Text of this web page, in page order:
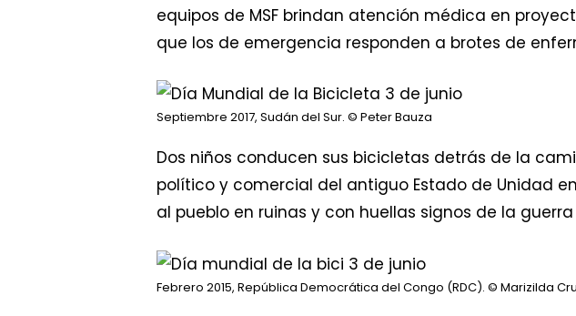
equipos de MSF brindan atención médica en
que los de emergencia responden a brotes de
Septiembre 2017, Sudán del Sur. © Peter Bauza
Dos niños conducen sus bicicletas detrás de la
político y comercial del antiguo Estado de Unidad
al pueblo en ruinas y con huellas signos de la
Febrero 2015, República Democrática del Congo (RDC). © Marizilda